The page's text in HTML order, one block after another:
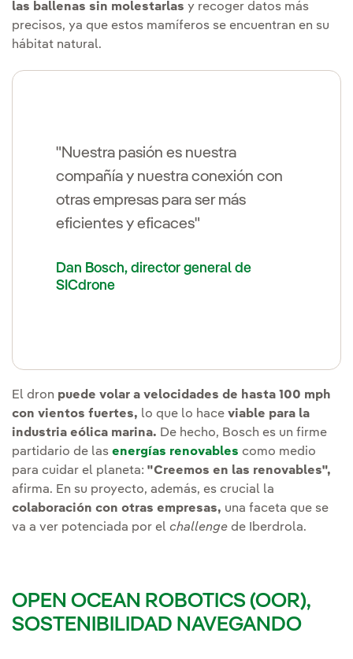
las ballenas sin molestarlas y recoger datos más
precisos, ya que estos mamíferos se encuentran en su
hábitat natural.
"Nuestra pasión es nuestra
compañía y nuestra conexión con
otras empresas para ser más
eficientes y eficaces"
Dan Bosch, director general de
SICdrone
El dron puede volar a velocidades de hasta 100 mph
con vientos fuertes, lo que lo hace viable para la
industria eólica marina. De hecho, Bosch es un firme
partidario de las energías renovables como medio
para cuidar el planeta: "Creemos en las renovables",
afirma. En su proyecto, además, es crucial la
colaboración con otras empresas, una faceta que se
va a ver potenciada por el challenge de Iberdrola.
OPEN OCEAN ROBOTICS (OOR),
SOSTENIBILIDAD NAVEGANDO